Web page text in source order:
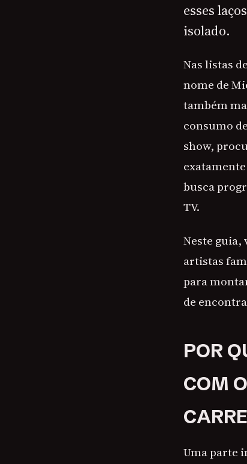
esses
isolado.
Nas listas
nome de
também
consumo
show,
busca
TV.
Neste guia,
artistas
para
de
POR
COM
Uma parte